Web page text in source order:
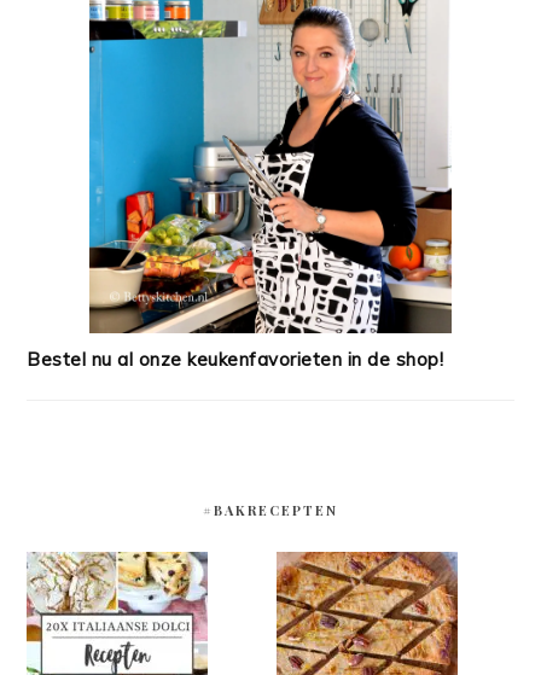
Bestel nu al onze keukenfavorieten in de shop!
#BAKRECEPTEN